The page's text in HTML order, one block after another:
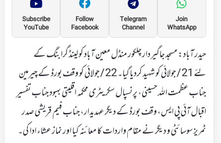
Join
WhatsApp
Telegram
Channel
Follow
Facebook
Subscribe
YouTube
حیدر آباد: مسجد جاگیر دار چلکور منڈل معین آباد کو لینڈ گرابنگ کے
لئے 21 / جولائی کو شہید کردیا گیا۔ 22 / جولائی کو وقف بورڈ کے چیرمین
جناب عظمت اللہ حسینی، پرنسپال سکریٹری محکمہ اقلیتی بہبود جناب تفسیر
اقبال آئی پی ایس، وقف بورڈ کے دیگر عہدیدار، جناب فہیم قریشی صدر
ٹمریز سوسائٹی و دیگر نے مقام واردات کا معائنہ کیا اور نماز عشاء ادا کی۔